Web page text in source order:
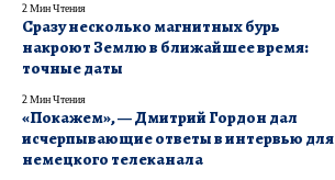
2 Мин Чтения
Сразу несколько магнитных бурь
накроют Землю в ближайшее время:
точные даты
2 Мин Чтения
«Покажем», — Дмитрий Гордон дал
исчерпывающие ответы в интервью для
немецкого телеканала